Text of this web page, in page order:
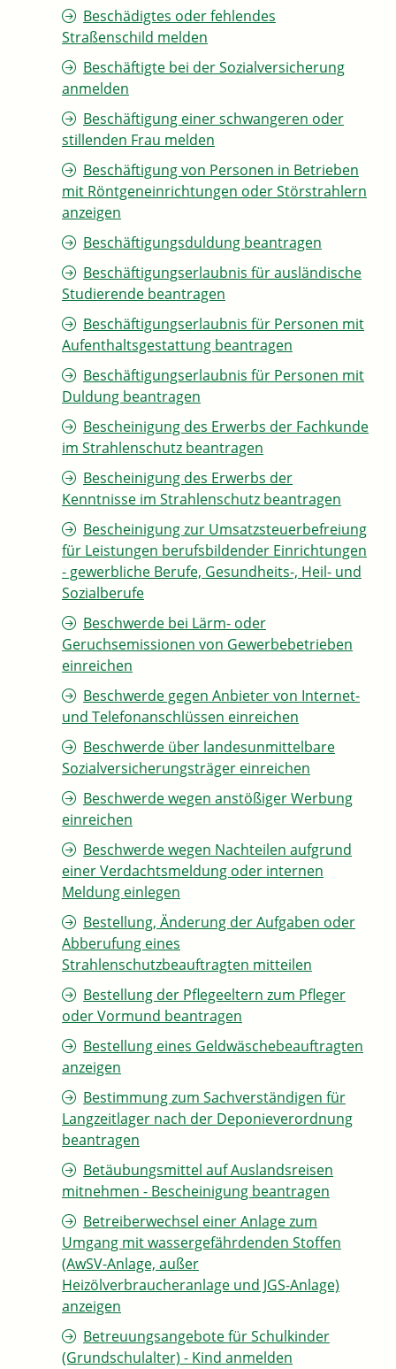
Beschädigtes oder fehlendes
Straßenschild melden
Beschäftigte bei der Sozialversicherung
anmelden
Beschäftigung einer schwangeren oder
stillenden Frau melden
Beschäftigung von Personen in Betrieben
mit Röntgeneinrichtungen oder Störstrahlern
anzeigen
Beschäftigungsduldung beantragen
Beschäftigungserlaubnis für ausländische
Studierende beantragen
Beschäftigungserlaubnis für Personen mit
Aufenthaltsgestattung beantragen
Beschäftigungserlaubnis für Personen mit
Duldung beantragen
Bescheinigung des Erwerbs der Fachkunde
im Strahlenschutz beantragen
Bescheinigung des Erwerbs der
Kenntnisse im Strahlenschutz beantragen
Bescheinigung zur Umsatzsteuerbefreiung
für Leistungen berufsbildender Einrichtungen
- gewerbliche Berufe, Gesundheits-, Heil- und
Sozialberufe
Beschwerde bei Lärm- oder
Geruchsemissionen von Gewerbebetrieben
einreichen
Beschwerde gegen Anbieter von Internet-
und Telefonanschlüssen einreichen
Beschwerde über landesunmittelbare
Sozialversicherungsträger einreichen
Beschwerde wegen anstößiger Werbung
einreichen
Beschwerde wegen Nachteilen aufgrund
einer Verdachtsmeldung oder internen
Meldung einlegen
Bestellung, Änderung der Aufgaben oder
Abberufung eines
Strahlenschutzbeauftragten mitteilen
Bestellung der Pflegeeltern zum Pfleger
oder Vormund beantragen
Bestellung eines Geldwäschebeauftragten
anzeigen
Bestimmung zum Sachverständigen für
Langzeitlager nach der Deponieverordnung
beantragen
Betäubungsmittel auf Auslandsreisen
mitnehmen - Bescheinigung beantragen
Betreiberwechsel einer Anlage zum
Umgang mit wassergefährdenden Stoffen
(AwSV-Anlage, außer
Heizölverbraucheranlage und JGS-Anlage)
anzeigen
Betreuungsangebote für Schulkinder
(Grundschulalter) - Kind anmelden